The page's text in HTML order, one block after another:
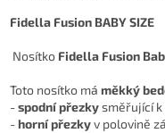
Fidella Fusion BABY SIZE
Nosítko Fidella Fusion
Toto nosítko má měkký
-spodní přezkysměřující
-horní přezkyv polovině